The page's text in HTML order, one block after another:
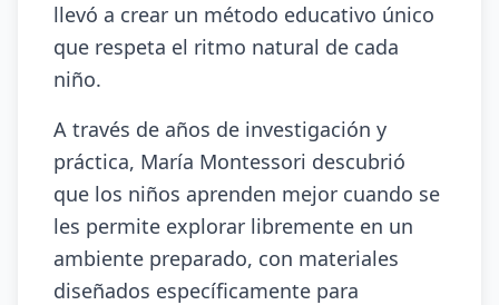
llevó a crear un método educativo único
que respeta el ritmo natural de cada
niño.
A través de años de investigación y
práctica, María Montessori descubrió
que los niños aprenden mejor cuando se
les permite explorar libremente en un
ambiente preparado, con materiales
diseñados específicamente para